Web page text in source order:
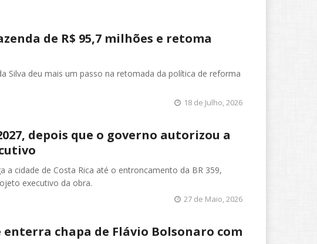
de R$ 95,7 milhões e retoma
Silva deu mais um passo na retomada da política de reforma
18 de Julho, 2026
depois que o governo autorizou a
a cidade de Costa Rica até o entroncamento da BR 359,
executivo da obra.
27 de Maio, 2026
chapa de Flávio Bolsonaro com